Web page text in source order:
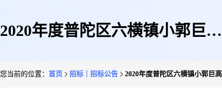
2020年度普陀区六横镇小郭巨高
您当前的位置： 首页 招标｜招标公告 2020年度普陀区六横镇小郭巨